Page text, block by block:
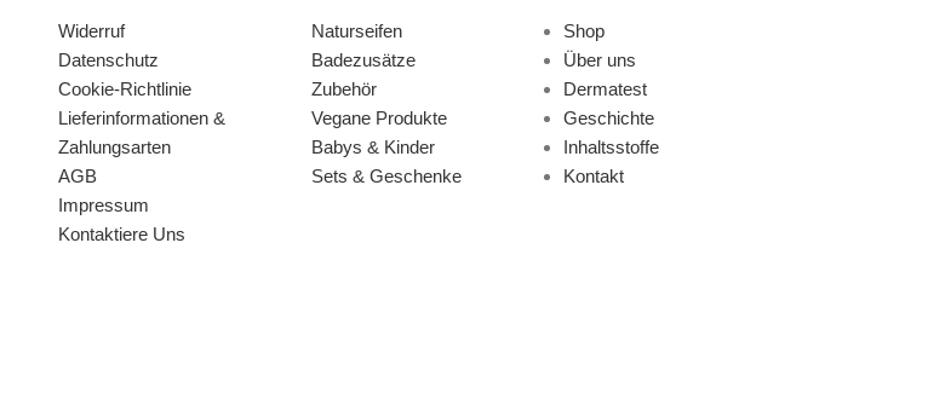
Widerruf
Datenschutz
Cookie-Richtlinie
Lieferinformationen &
Zahlungsarten
AGB
Impressum
Kontaktiere Uns
Naturseifen
Badezusätze
Zubehör
Vegane Produkte
Babys & Kinder
Sets & Geschenke
Shop
Über uns
Dermatest
Geschichte
Inhaltsstoffe
Kontakt